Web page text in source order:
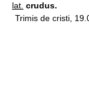
lat. crudus.
Trimis de cristi,